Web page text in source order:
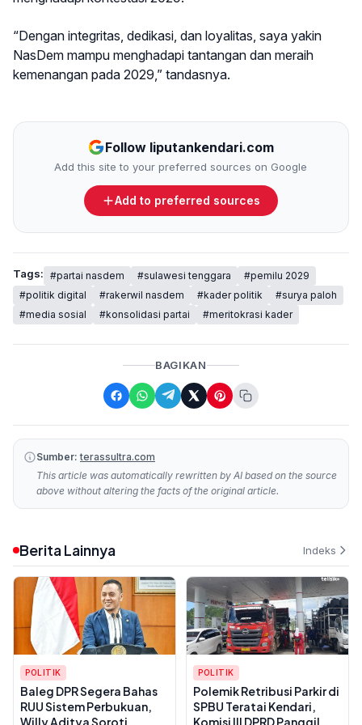
“Dengan integritas, dedikasi, dan loyalitas, saya yakin
NasDem mampu menghadapi tantangan dan meraih
kemenangan pada 2029,” tandasnya.
Follow liputankendari.com
Add this site to your preferred sources on Google
Add to preferred sources
Tags: #partai nasdem #sulawesi tenggara
#pemilu 2029
#politik digital
#rakerwil nasdem #kader politik
#surya paloh
#media sosial
#konsolidasi partai #meritokrasi kader
BAGIKAN
Sumber: terassultra.com
This article was automatically rewritten by AI based on the source
above without altering the facts of the original article.
Berita Lainnya Indeks
POLITIK
Baleg DPR Segera Bahas
RUU Sistem Perbukuan,
Willy Aditya Soroti
POLITIK
Polemik Retribusi Parkir di
SPBU Teratai Kendari,
Komisi III DPRD Panggil